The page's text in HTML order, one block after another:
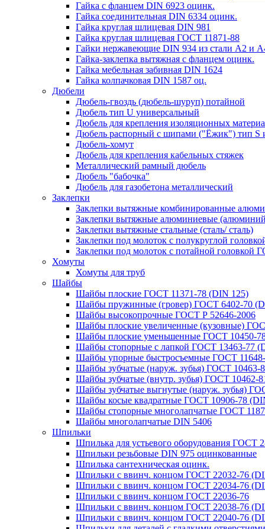
Гайка с фланцем DIN 6923 оцинк.
Гайка соединительная DIN 6334 оцинк.
Гайка круглая шлицевая DIN 981
Гайка круглая шлицевая ГОСТ 11871-88
Гайки нержавеющие DIN 934 из стали A2 и
Гайка-заклепка вытяжная с фланцем оцинк.
Гайка мебельная забивная DIN 1624
Гайка колпачковая DIN 1587 оц.
Дюбели
Дюбель-гвоздь (дюбель-шуруп) потайной
Дюбель тип U универсальный
Дюбель для крепления изоляционных
Дюбель распорный с шипами ("Ёжик") тип S
Дюбель-хомут
Дюбель для крепления кабельных стяжек
Металлический рамный дюбель
Дюбель "бабочка"
Дюбель для газобетона металлический
Заклепки
Заклепки вытяжные комбинированные
Заклепки вытяжные алюминиевые
Заклепки вытяжные стальные (сталь/ сталь)
Заклепки под молоток с полукруглой
Заклепки под молоток с потайной головкой
Хомуты
Хомуты для труб
Шайбы
Шайбы плоские ГОСТ 11371-78 (DIN 125)
Шайбы пружинные (гровер) ГОСТ 6402-70
Шайбы высокопрочные ГОСТ Р 52646-2006
Шайбы плоские увеличенные (кузовные)
Шайбы плоские уменьшенные ГОСТ 10450-
Шайбы стопорные с лапкой ГОСТ 13463-77
Шайбы упорные быстросъемные ГОСТ
Шайбы зубчатые (наруж. зубья) ГОСТ 10463-
Шайбы зубчатые (внутр. зубья) ГОСТ 10462-
Шайбы зубчатые выгнутые (наруж. зубья)
Шайбы косые квадратные ГОСТ 10906-78
Шайбы стопорные многолапчатые ГОСТ
Шайбы многолапчатые DIN 5406
Шпильки
Шпилька для устьевого оборудования ГОСТ
Шпильки резьбовые DIN 975 оцинкованные
Шпилька сантехническая оцинк.
Шпильки с ввинч. концом ГОСТ 22032-76
Шпильки с ввинч. концом ГОСТ 22034-76
Шпильки с ввинч. концом ГОСТ 22036-76
Шпильки с ввинч. концом ГОСТ 22038-76
Шпильки с ввинч. концом ГОСТ 22040-76